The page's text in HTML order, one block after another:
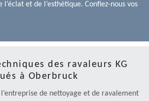
et de l’esthétique. Confiez-nous vos
des ravaleurs KG
à Oberbruck
de nettoyage et de ravalement